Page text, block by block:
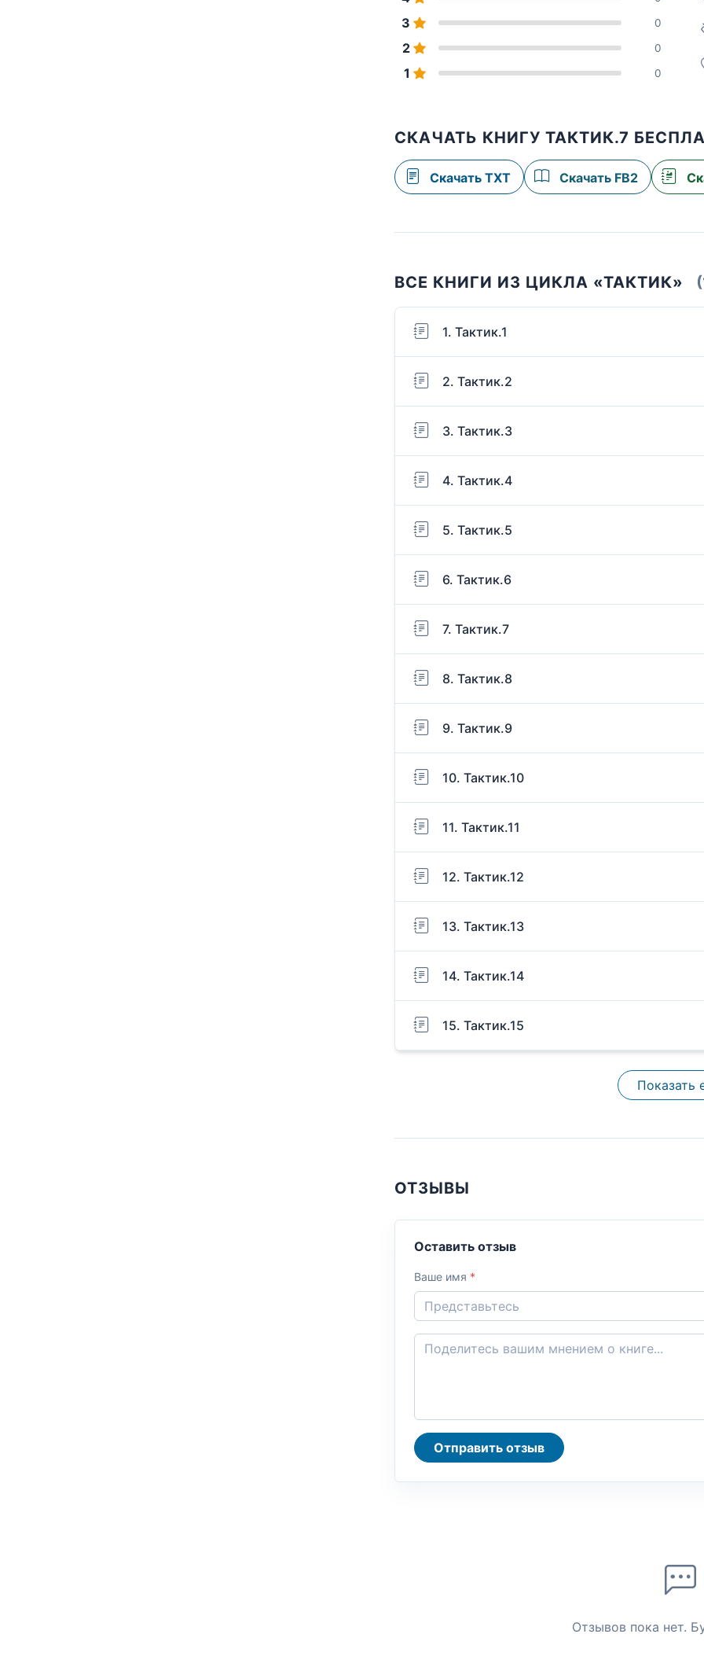
3 0
2 0
1 0
СКАЧАТЬ КНИГУ ТАКТИК.7
Скачать TXT Скачать FB2
ВСЕ КНИГИ ИЗ ЦИКЛА «ТАКТИК»
1. Тактик.1
2. Тактик.2
3. Тактик.3
4. Тактик.4
5. Тактик.5
6. Тактик.6
7. Тактик.7
8. Тактик.8
9. Тактик.9
10. Тактик.10
11. Тактик.11
12. Тактик.12
13. Тактик.13
14. Тактик.14
15. Тактик.15
Показать
ОТЗЫВЫ
Оставить отзыв
Ваше имя *
Отправить отзыв
Отзывов пока нет.